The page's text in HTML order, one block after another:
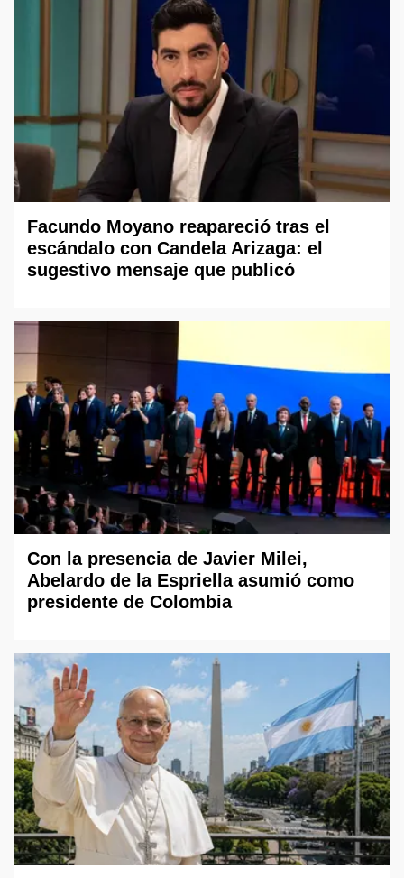
Facundo Moyano reapareció tras el
escándalo con Candela Arizaga: el
sugestivo mensaje que publicó
Con la presencia de Javier Milei,
Abelardo de la Espriella asumió como
presidente de Colombia